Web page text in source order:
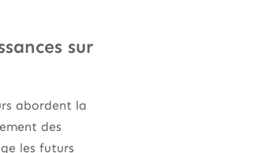
sur
abordent la
des
les futurs